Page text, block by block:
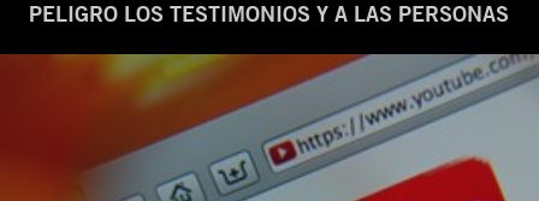
PELIGRO LOS TESTIMONIOS Y A LAS PERSONAS